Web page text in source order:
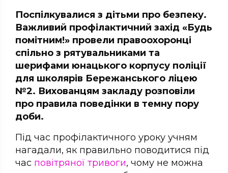
Поспілкувалися з дітьми про безпеку.
Важливий профілактичний захід «Будь
помітним!» провели правоохоронці
спільно з рятувальниками та
шерифами юнацького корпусу поліції
для школярів Бережанського ліцею
№2. Вихованцям закладу розповіли
про правила поведінки в темну пору
доби.
Під час профілактичного уроку учням
нагадали, як правильно поводитися під
час повітряної тривоги, чому не можна